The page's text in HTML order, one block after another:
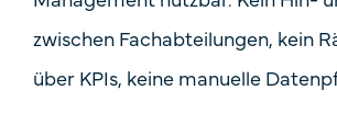
zwischen Fachabteilungen, kein
über KPIs, keine manuelle